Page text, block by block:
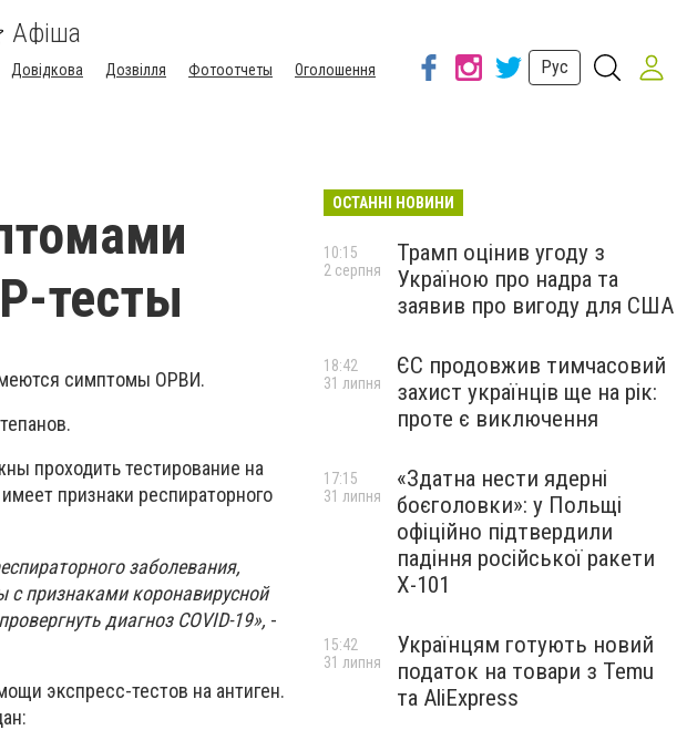
Афіша
Довідкова Дозвілля Фотоотчеты
Оголошення
Рус
тесты
симптомы ОРВИ.
проходить тестирование на
признаки респираторного
заболевания,
с признаками коронавирусной
диагноз COVID-19», -
экспресс-тестов на антиген.
ОСТАННІ НОВИНИ
Трамп оцінив угоду з
Україною про надра та
заявив про вигоду для США
10:15
2 серпня
ЄС продовжив тимчасовий
захист українців ще на рік:
проте є виключення
18:42
31 липня
«Здатна нести ядерні
боєголовки»: у Польщі
офіційно підтвердили
падіння російської ракети
Х-101
17:15
31 липня
Українцям готують новий
податок на товари з Temu
та AliExpress
15:42
31 липня